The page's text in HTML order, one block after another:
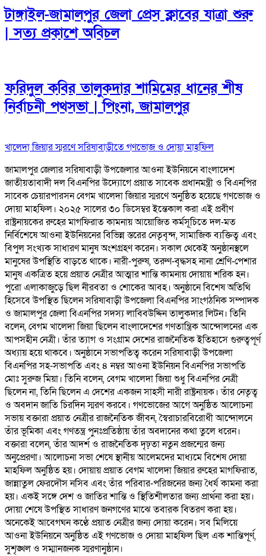
টাঙ্গাইল-জামালপুর জেলা প্রেস ক্লাবের যাত্রা শুরু
| সত্য প্রকাশে অবিচল
ফরিদুল কবির তালুকদার শামিমের ধানের শীষ
নির্বাচনী পথসভা | পিংনা, জামালপুর
খালেদা জিয়ার স্মরণে সরিষাবাড়ীতে গণভোজ ও দোয়া মাহফিল
জামালপুর জেলার সরিষাবাড়ী উপজেলার আওনা ইউনিয়নে বাংলাদেশ
জাতীয়তাবাদী দল বিএনপির উদ্যোগে প্রয়াত সাবেক প্রধানমন্ত্রী ও বিএনপির
সাবেক চেয়ারপারসন বেগম খালেদা জিয়ার স্মরণে অনুষ্ঠিত হয়েছে গণভোজ ও
দোয়া মাহফিল। ২০২৫ সালের ৩০ ডিসেম্বর ইন্তেকাল করা এই প্রবীণ
রাষ্ট্রনায়কের রুহের মাগফিরাত কামনায় আয়োজিত কর্মসূচিতে দল-মত
নির্বিশেষে আওনা ইউনিয়নের বিভিন্ন স্তরের নেতৃবৃন্দ, সামাজিক ব্যক্তিত্ব এবং
বিপুল সংখ্যক সাধারণ মানুষ অংশগ্রহণ করেন। সকাল থেকেই অনুষ্ঠানস্থলে
মানুষের উপস্থিতি বাড়তে থাকে। নারী-পুরুষ, তরুণ-বৃদ্ধসহ নানা শ্রেণি-পেশার
মানুষ একত্রিত হয়ে প্রয়াত নেত্রীর আত্মার শান্তি কামনায় দোয়ায় শরিক হন।
পুরো এলাকাজুড়ে ছিল নীরবতা ও শোকের আবহ। অনুষ্ঠানে বিশেষ অতিথি
হিসেবে উপস্থিত ছিলেন সরিষাবাড়ী উপজেলা বিএনপির সাংগঠনিক সম্পাদক
ও জামালপুর জেলা বিএনপির সদস্য লাবিবউদ্দিন তালুকদার লিটন। তিনি
বলেন, বেগম খালেদা জিয়া ছিলেন বাংলাদেশের গণতান্ত্রিক আন্দোলনের এক
আপসহীন নেত্রী। তাঁর ত্যাগ ও সংগ্রাম দেশের রাজনৈতিক ইতিহাসে গুরুত্বপূর্ণ
অধ্যায় হয়ে থাকবে। অনুষ্ঠানে সভাপতিত্ব করেন সরিষাবাড়ী উপজেলা
বিএনপির সহ-সভাপতি এবং ৪ নম্বর আওনা ইউনিয়ন বিএনপির সভাপতি
মোঃ সুরুজ মিয়া। তিনি বলেন, বেগম খালেদা জিয়া শুধু বিএনপির নেত্রী
ছিলেন না, তিনি ছিলেন এ দেশের একজন সাহসী নারী রাষ্ট্রনায়ক। তাঁর নেতৃত্ব
ও অবদান জাতি চিরদিন স্মরণ করবে। গণভোজের আগে অনুষ্ঠিত আলোচনা
সভায় বক্তারা প্রয়াত নেত্রীর রাজনৈতিক জীবন, স্বৈরাচারবিরোধী আন্দোলনে
তাঁর ভূমিকা এবং গণতন্ত্র পুনঃপ্রতিষ্ঠায় তাঁর অবদানের কথা তুলে ধরেন।
বক্তারা বলেন, তাঁর আদর্শ ও রাজনৈতিক দৃঢ়তা নতুন প্রজন্মের জন্য
অনুপ্রেরণা। আলোচনা সভা শেষে স্থানীয় আলেমদের মাধ্যমে বিশেষ দোয়া
মাহফিল অনুষ্ঠিত হয়। দোয়ায় প্রয়াত বেগম খালেদা জিয়ার রুহের মাগফিরাত,
জান্নাতুল ফেরদৌস নসিব এবং তাঁর পরিবার-পরিজনের জন্য ধৈর্য কামনা করা
হয়। একই সঙ্গে দেশ ও জাতির শান্তি ও স্থিতিশীলতার জন্য প্রার্থনা করা হয়।
দোয়া শেষে উপস্থিত সাধারণ জনগণের মাঝে তবারক বিতরণ করা হয়।
অনেকেই আবেগঘন কণ্ঠে প্রয়াত নেত্রীর জন্য দোয়া করেন। সব মিলিয়ে
আওনা ইউনিয়নে অনুষ্ঠিত এই গণভোজ ও দোয়া মাহফিল ছিল এক শান্তিপূর্ণ,
সুশৃঙ্খল ও সম্মানজনক স্মরণানুষ্ঠান।